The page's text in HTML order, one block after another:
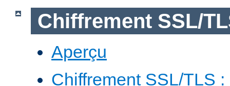
Chiffrement SSL/
Aperçu
Chiffrement SSL/TLS